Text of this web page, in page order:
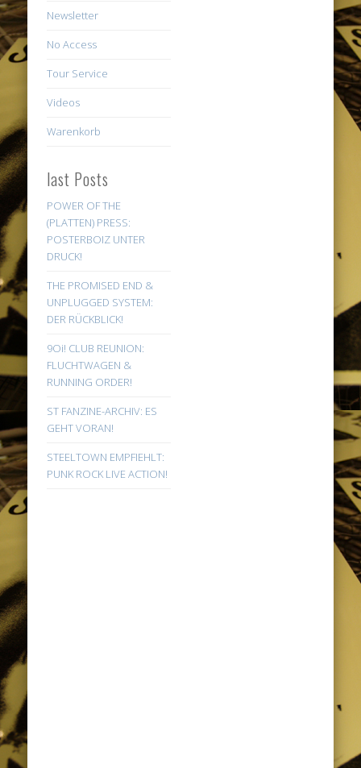
Newsletter
No Access
Tour Service
Videos
Warenkorb
last Posts
POWER OF THE
(PLATTEN) PRESS:
POSTERBOIZ UNTER
DRUCK!
THE PROMISED END &
UNPLUGGED SYSTEM:
DER RÜCKBLICK!
9Oi! CLUB REUNION:
FLUCHTWAGEN &
RUNNING ORDER!
ST FANZINE-ARCHIV: ES
GEHT VORAN!
STEELTOWN EMPFIEHLT:
PUNK ROCK LIVE ACTION!